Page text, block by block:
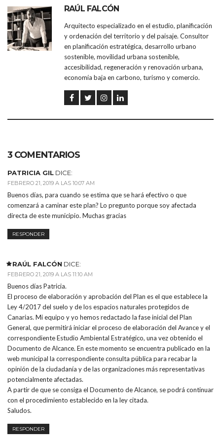
RAÚL FALCÓN
Arquitecto especializado en el estudio, planificación
y ordenación del territorio y del paisaje. Consultor
en planificación estratégica, desarrollo urbano
sostenible, movilidad urbana sostenible,
accesibilidad, regeneración y renovación urbana,
economía baja en carbono, turismo y comercio.
3 COMENTARIOS
PATRICIA GIL DICE:
FEBRERO 21, 2019 A LAS 10:07 AM
Buenos días, para cuando se estima que se hará efectivo o que
comenzará a caminar este plan? Lo pregunto porque soy afectada
directa de este municipio. Muchas gracias
RESPONDER
RAÚL FALCÓN DICE:
FEBRERO 21, 2019 A LAS 11:10 AM
Buenos días Patricia.
El proceso de elaboración y aprobación del Plan es el que establece la
Ley 4/2017 del suelo y de los espacios naturales protegidos de
Canarias. Mi equipo y yo hemos redactado la fase inicial del Plan
General, que permitirá iniciar el proceso de elaboración del Avance y el
correspondiente Estudio Ambiental Estratégico, una vez obtenido el
Documento de Alcance. En este momento se encuentra publicado en la
web municipal la correspondiente consulta pública para recabar la
opinión de la ciudadanía y de las organizaciones más representativas
potencialmente afectadas.
A partir de que se consiga el Documento de Alcance, se podrá continuar
con el procedimiento establecido en la ley citada.
Saludos.
RESPONDER